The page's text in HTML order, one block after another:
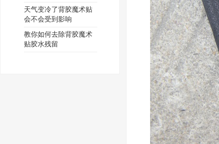
天气变冷了背胶魔术贴
会不会受到影响
教你如何去除背胶魔术
贴胶水残留